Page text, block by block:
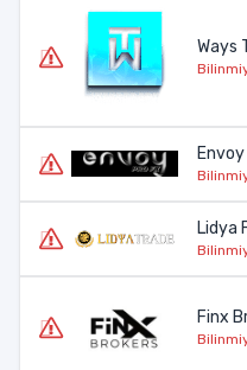
Ways
Lidya
Finx